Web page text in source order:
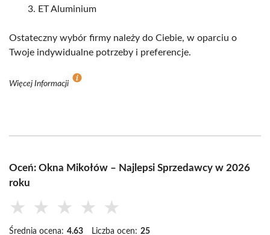
ET Aluminium
Ostateczny wybór firmy należy do Ciebie, w oparciu o
Twoje indywidualne potrzeby i preferencje.
Więcej Informacji
Oceń: Okna Mikołów – Najlepsi Sprzedawcy w 2026
roku
★ ★ ★ ★ ★
Średnia ocena: 4.63 Liczba ocen: 25